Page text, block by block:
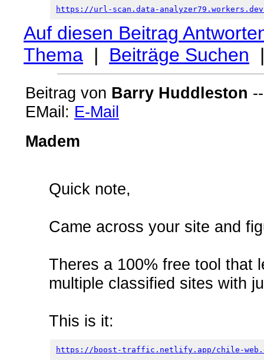
https://url-scan.data-
Auf diesen Beitrag
Thema | Beiträge Suchen
Beitrag von Barry Huddleston
EMail: E-Mail
Madem
Quick note,
Came across your site and
Theres a 100% free tool that
multiple classified sites with
This is it:
https://boost-traffic.netlify.app/chile-